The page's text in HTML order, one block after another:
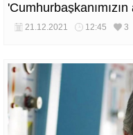
'Cumhurbaşkanımızın
hesaplamalarımıza
21.12.2021 12:45 3